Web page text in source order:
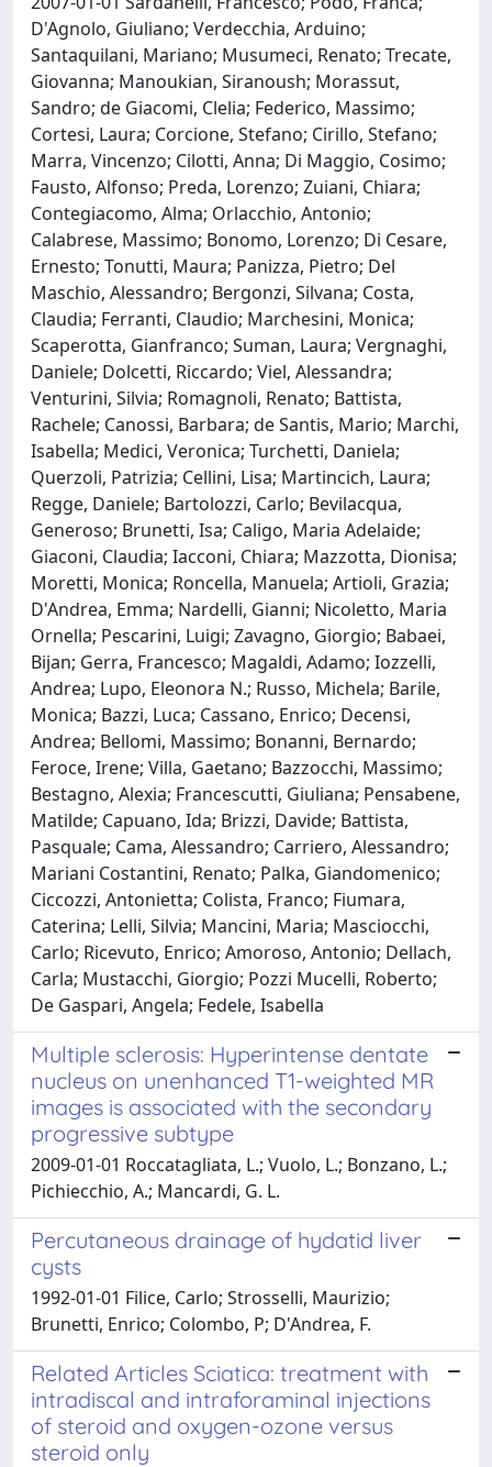
D'Agnolo, Giuliano; Verdecchia, Arduino;
Santaquilani, Mariano; Musumeci, Renato; Trecate,
Giovanna; Manoukian, Siranoush; Morassut,
Sandro; de Giacomi, Clelia; Federico, Massimo;
Cortesi, Laura; Corcione, Stefano; Cirillo, Stefano;
Marra, Vincenzo; Cilotti, Anna; Di Maggio, Cosimo;
Fausto, Alfonso; Preda, Lorenzo; Zuiani, Chiara;
Contegiacomo, Alma; Orlacchio, Antonio;
Calabrese, Massimo; Bonomo, Lorenzo; Di Cesare,
Ernesto; Tonutti, Maura; Panizza, Pietro; Del
Maschio, Alessandro; Bergonzi, Silvana; Costa,
Claudia; Ferranti, Claudio; Marchesini, Monica;
Scaperotta, Gianfranco; Suman, Laura; Vergnaghi,
Daniele; Dolcetti, Riccardo; Viel, Alessandra;
Venturini, Silvia; Romagnoli, Renato; Battista,
Rachele; Canossi, Barbara; de Santis, Mario; Marchi,
Isabella; Medici, Veronica; Turchetti, Daniela;
Querzoli, Patrizia; Cellini, Lisa; Martincich, Laura;
Regge, Daniele; Bartolozzi, Carlo; Bevilacqua,
Generoso; Brunetti, Isa; Caligo, Maria Adelaide;
Giaconi, Claudia; Iacconi, Chiara; Mazzotta, Dionisa;
Moretti, Monica; Roncella, Manuela; Artioli, Grazia;
D'Andrea, Emma; Nardelli, Gianni; Nicoletto, Maria
Ornella; Pescarini, Luigi; Zavagno, Giorgio; Babaei,
Bijan; Gerra, Francesco; Magaldi, Adamo; Iozzelli,
Andrea; Lupo, Eleonora N.; Russo, Michela; Barile,
Monica; Bazzi, Luca; Cassano, Enrico; Decensi,
Andrea; Bellomi, Massimo; Bonanni, Bernardo;
Feroce, Irene; Villa, Gaetano; Bazzocchi, Massimo;
Bestagno, Alexia; Francescutti, Giuliana; Pensabene,
Matilde; Capuano, Ida; Brizzi, Davide; Battista,
Pasquale; Cama, Alessandro; Carriero, Alessandro;
Mariani Costantini, Renato; Palka, Giandomenico;
Ciccozzi, Antonietta; Colista, Franco; Fiumara,
Caterina; Lelli, Silvia; Mancini, Maria; Masciocchi,
Carlo; Ricevuto, Enrico; Amoroso, Antonio; Dellach,
Carla; Mustacchi, Giorgio; Pozzi Mucelli, Roberto;
De Gaspari, Angela; Fedele, Isabella
Multiple sclerosis: Hyperintense dentate
nucleus on unenhanced T1-weighted MR
images is associated with the secondary
progressive subtype
2009-01-01 Roccatagliata, L.; Vuolo, L.; Bonzano, L.;
Pichiecchio, A.; Mancardi, G. L.
Percutaneous drainage of hydatid liver
cysts
1992-01-01 Filice, Carlo; Strosselli, Maurizio;
Brunetti, Enrico; Colombo, P; D'Andrea, F.
Related Articles Sciatica: treatment with
intradiscal and intraforaminal injections
of steroid and oxygen-ozone versus
steroid only